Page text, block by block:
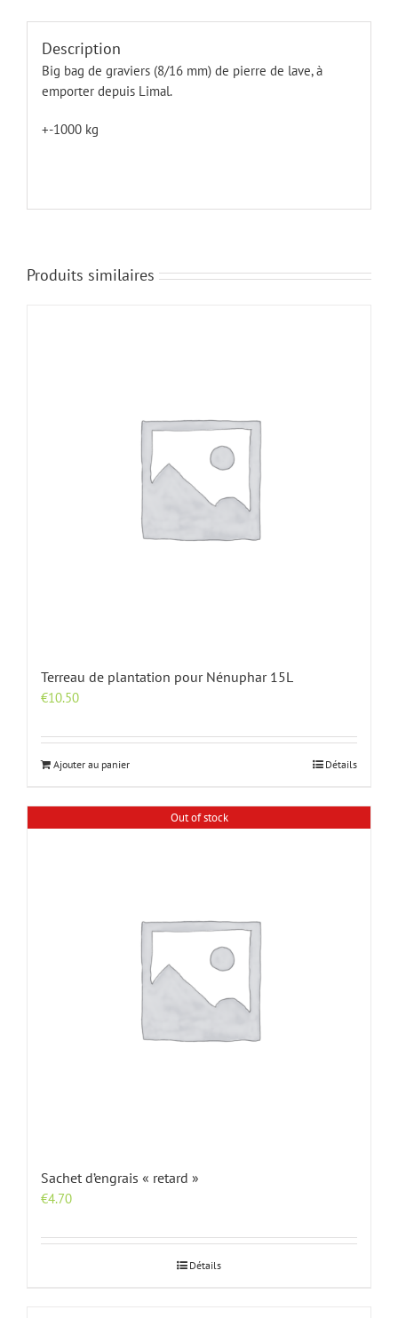
Description
Big bag de graviers (8/16 mm) de pierre de lave, à
emporter depuis Limal.
+-1000 kg
Produits similaires
Terreau de plantation pour Nénuphar 15L
€10.50
Ajouter au panier Détails
Out of stock
Sachet d’engrais « retard »
€4.70
Détails